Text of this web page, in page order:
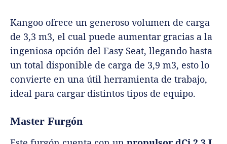
Kangoo ofrece un generoso volumen de carga
de 3,3 m3, el cual puede aumentar gracias a la
ingeniosa opción del Easy Seat, llegando hasta
un total disponible de carga de 3,9 m3, esto lo
convierte en una útil herramienta de trabajo,
ideal para cargar distintos tipos de equipo.
Master Furgón